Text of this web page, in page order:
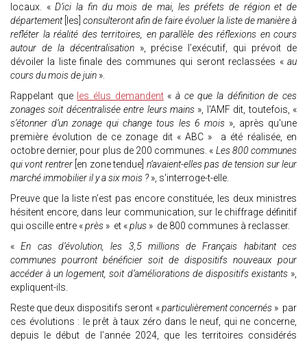
locaux. «D’ici la fin du mois de mai, les préfets de région et de
département[les] consulteront afin de faire évoluer la liste de manière à
refléter la réalité des territoires, en parallèle des réflexions en cours
autour de la décentralisation », précise l’exécutif, qui prévoit de
dévoiler la liste finale des communes qui seront reclassées « au
cours du mois de juin ».
Rappelant que les élus demandent« à ce que la définition de ces
zonages soit décentralisée entre leurs mains », l'AMF dit, toutefois, «
s’étonner d’un zonage qui change tous les 6 mois », après qu'une
première évolution de ce zonage dit « ABC » a été réalisée, en
octobre dernier, pour plus de 200 communes. « Les 800 communes
qui vont rentrer[en zone tendue] n’avaient-elles pas de tension sur leur
marché immobilier il y a six mois ?», s'interroge-t-elle.
Preuve que la liste n’est pas encore constituée, les deux ministres
hésitent encore, dans leur communication, sur le chiffrage définitif
qui oscille entre «près » et «plus » de 800 communes à reclasser.
«En cas d’évolution, les 3,5 millions de Français habitant ces
communes pourront bénéficier soit de dispositifs nouveaux pour
accéder à un logement, soit d’améliorations de dispositifs existants»,
expliquent-ils.
Reste que deux dispositifs seront «particulièrement concernés» par
ces évolutions : le prêt à taux zéro dans le neuf, qui ne concerne,
depuis le début de l’année 2024, que les territoires considérés